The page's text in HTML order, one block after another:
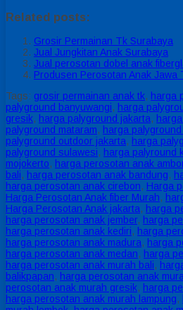
Related posts:
Grosir Permainan Tk Surabaya
Jual Jungkitan Anak Surabaya
Jual perosotan dobel anak
Produsen Perosotan Anak Jawa
Tags: grosir permainan anak tk, harga
palyground banyuwangi, harga
gresik, harga palyground jakarta,
palyground mataram, harga
palyground outdoor jakarta, harga
palyground sulawesi, harga palyround
mojokerto, harga perosotan anak
bali, harga perosotan anak bandung,
harga perosotan anak cirebon, Harga
Harga Perosotan Anak fiber Murah,
Harga Perosotan Anak jakarta, harga
harga perosotan anak jember, harga
harga perosotan anak kediri, harga
harga perosotan anak madura, harga
harga perosotan anak medan, harga
harga perosotan anak murah bali,
balikpapan, harga perosotan anak
perosotan anak murah gresik, harga
harga perosotan anak murah lampung,